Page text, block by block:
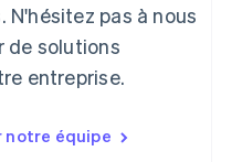
N'hésitez pas à nous
de solutions
entreprise.
notre équipe